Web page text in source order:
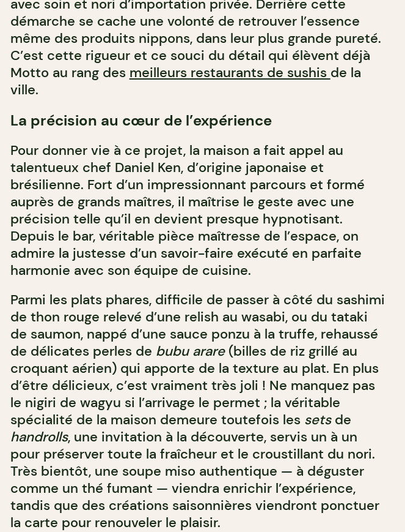
avec soin et nori d’importation privée. Derrière cette
démarche se cache une volonté de retrouver l’essence
même des produits nippons, dans leur plus grande pureté.
C’est cette rigueur et ce souci du détail qui élèvent déjà
Motto au rang des meilleurs restaurants de sushis de la
ville.
La précision au cœur de l’expérience
Pour donner vie à ce projet, la maison a fait appel au
talentueux chef Daniel Ken, d’origine japonaise et
brésilienne. Fort d’un impressionnant parcours et formé
auprès de grands maîtres, il maîtrise le geste avec une
précision telle qu’il en devient presque hypnotisant.
Depuis le bar, véritable pièce maîtresse de l’espace, on
admire la justesse d’un savoir-faire exécuté en parfaite
harmonie avec son équipe de cuisine.
Parmi les plats phares, difficile de passer à côté du sashimi
de thon rouge relevé d’une relish au wasabi, ou du tataki
de saumon, nappé d’une sauce ponzu à la truffe, rehaussé
de délicates perles de bubu arare(billes de riz grillé au
croquant aérien) qui apporte de la texture au plat. En plus
d’être délicieux, c’est vraiment très joli ! Ne manquez pas
le nigiri de wagyu si l’arrivage le permet ; la véritable
spécialité de la maison demeure toutefois les sets de
handrolls, une invitation à la découverte, servis un à un
pour préserver toute la fraîcheur et le croustillant du nori.
Très bientôt, une soupe miso authentique — à déguster
comme un thé fumant — viendra enrichir l’expérience,
tandis que des créations saisonnières viendront ponctuer
la carte pour renouveler le plaisir.